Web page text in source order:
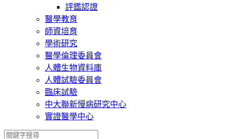
評鑑認證
醫學教育
師資培育
學術研究
醫學倫理委員會
人體生物資料庫
人體試驗委員會
臨床試驗
中大聯新慢病研究中心
實證醫學中心